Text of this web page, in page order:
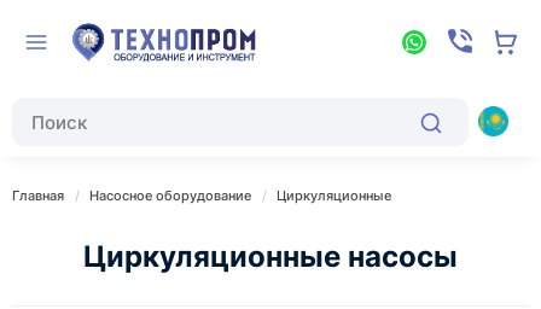
Главная Насосное оборудование Циркуляционные
Циркуляционные насосы